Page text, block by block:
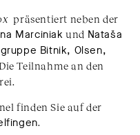
präsentiert neben der
Marciniak und Nataša
Bitnik, Olsen,
Teilnahme an den
finden Sie auf der
.